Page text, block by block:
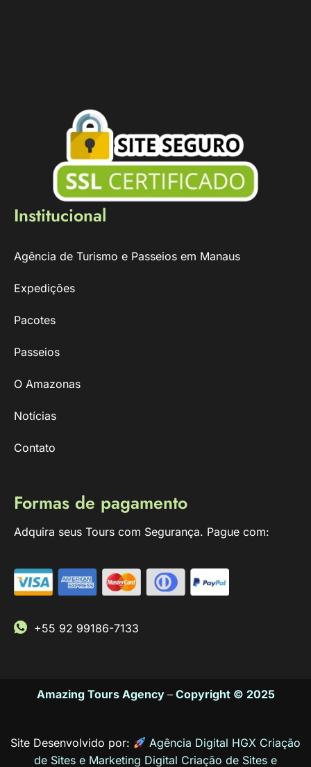
Institucional
Agência de Turismo e Passeios em Manaus
Expedições
Pacotes
Passeios
O Amazonas
Notícias
Contato
Formas de pagamento
Adquira seus Tours com Segurança. Pague com:
+55 92 99186-7133
Amazing Tours Agency– Copyright © 2025
Site Desenvolvido por:
Agência Digital HGX Criação
de Sites e Marketing Digital Criação de Sites e